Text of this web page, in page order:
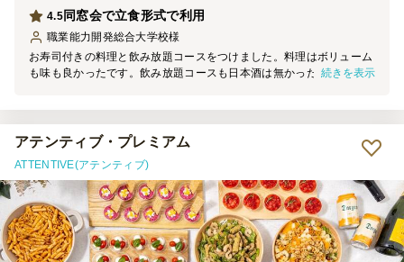
同窓会で立食形式で利用
4.5
職業能力開発総合大学校様
お寿司付きの料理と飲み放題コースをつけました。料理はボリューム
も味も良かったです。飲み放題コースも日本酒は無かったですがドイ
最後は記念写真も引き受けていただきました。55人の規模でお一人の
スタッフだったので忙しそうにしていました。ゴミも全て持ち帰って
続きを表示
アテンティブ・プレミアム
ATTENTIVE(アテンティブ)